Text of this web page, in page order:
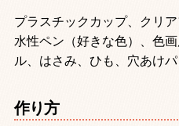
プラスチックカップ、クリ
水性ペン（好きな色）、色
ル、はさみ、ひも、穴あけ
作り方